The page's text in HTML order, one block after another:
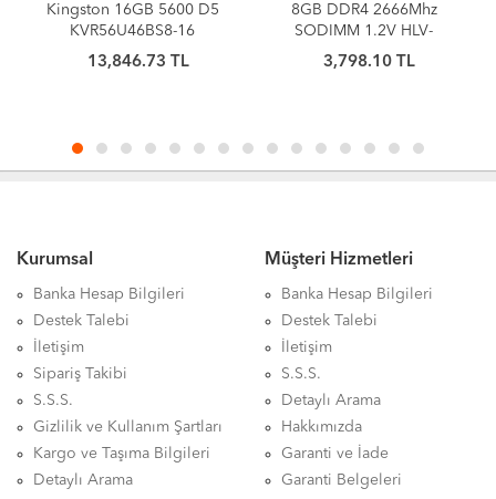
Kingston 16GB 5600 D5
KVR56U46BS8-16
13,846.73 TL
8GB DDR4 2666Mhz
SODIMM 1.2V HLV-
SOP21300D4/8G HI-
3,798.10 TL
Kurumsal
Banka Hesap Bilgileri
Destek Talebi
İletişim
Sipariş Takibi
S.S.S.
Gizlilik ve Kullanım Şartları
Kargo ve Taşıma Bilgileri
Detaylı Arama
Müşteri Hizmetleri
Banka Hesap Bilgileri
Destek Talebi
İletişim
S.S.S.
Detaylı Arama
Hakkımızda
Garanti ve İade
Garanti Belgeleri